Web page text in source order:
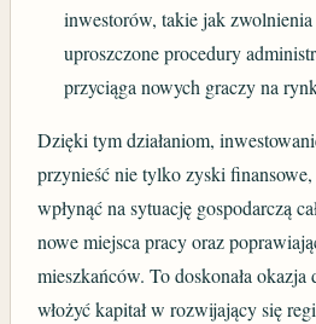
inwestorów, takie jak
uproszczone procedury
przyciąga nowych graczy na
Dzięki tym działaniom,
przynieść nie tylko zyski
wpłynąć na sytuację gospodarczą
nowe miejsca pracy oraz
mieszkańców. To doskonała
włożyć kapitał w rozwijający się